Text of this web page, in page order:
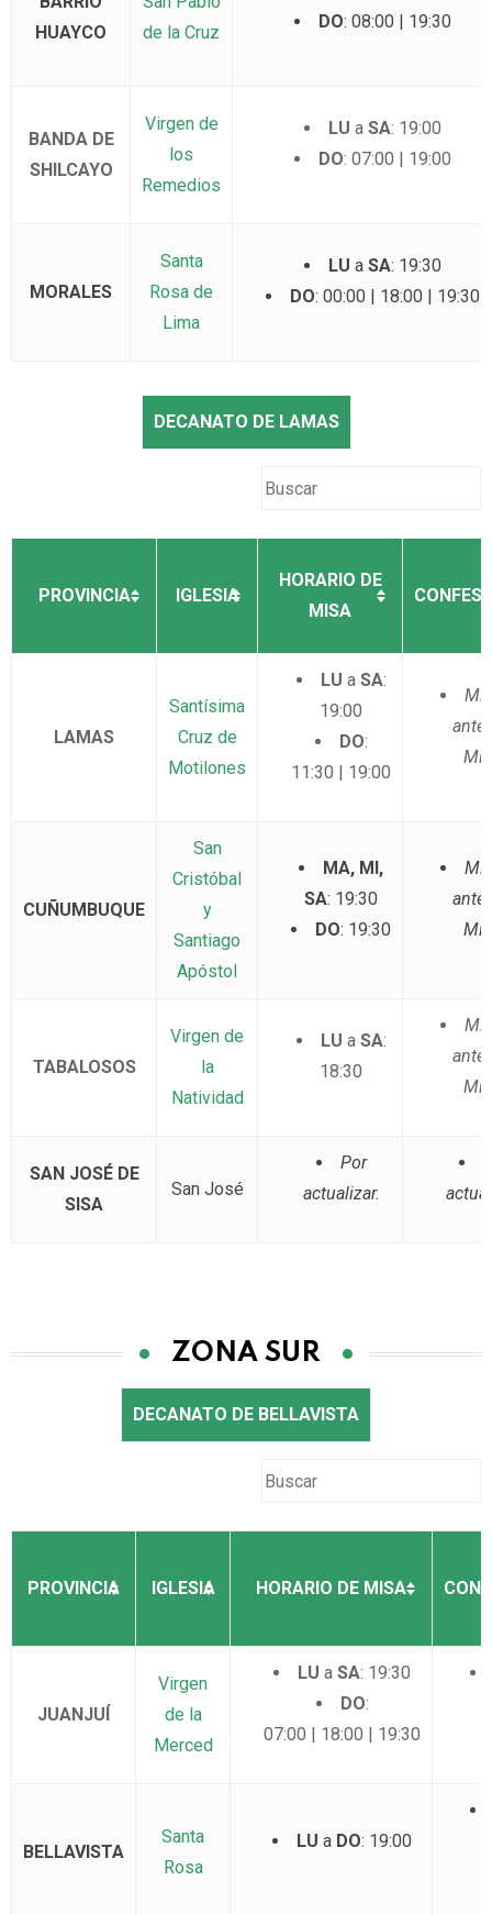
HUAYCO
de la Cruz
DO: 08:00 | 19:30
BANDA DE
SHILCAYO
Virgen de
los
Remedios
LU a SA: 19:00
DO: 07:00 | 19:00
MORALES
Santa
Rosa de
Lima
LU a SA: 19:30
DO: 00:00 | 18:00 | 19:30
DECANATO DE LAMAS
PROVINCIA IGLESIA
HORARIO DE
MISA
LAMAS
Santísima
Cruz de
Motilones
LU a SA:
19:00
DO:
11:30 | 19:00
CUÑUMBUQUE
San
Cristóbal
y
Santiago
Apóstol
MA, MI,
SA: 19:30
DO: 19:30
TABALOSOS
Virgen de
la
Natividad
LU a SA:
18:30
SAN JOSÉ DE
SISA
San José
Por
actualizar.
ZONA SUR
DECANATO DE BELLAVISTA
PROVINCIA IGLESIA HORARIO DE MISA
JUANJUÍ
Virgen
de la
Merced
LU a SA: 19:30
DO:
07:00 | 18:00 | 19:30
BELLAVISTA
Santa
Rosa
LU a DO: 19:00